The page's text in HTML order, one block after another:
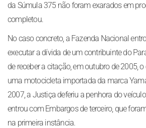
da Súmula 375 não foram exarados em
completou.
No caso concreto, a Fazenda Nacional
executar a dívida de um contribuinte do
de receber a citação, em outubro de 2005,
uma motocicleta importada da marca
2007, a Justiça deferiu a penhora do
entrou com Embargos de terceiro, que
na primeira instância.